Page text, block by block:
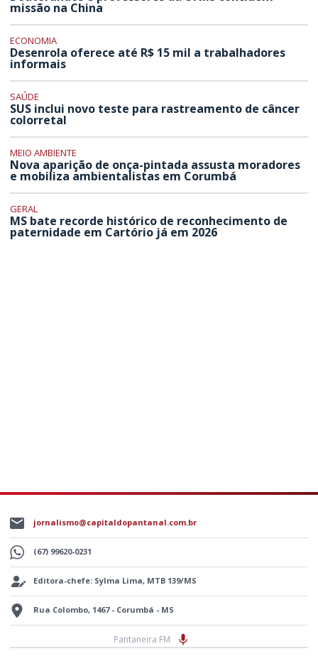
missão na China
ECONOMIA
Desenrola oferece até R$ 15 mil a trabalhadores
informais
SAÚDE
SUS inclui novo teste para rastreamento de câncer
colorretal
MEIO AMBIENTE
Nova aparição de onça-pintada assusta moradores
e mobiliza ambientalistas em Corumbá
GERAL
MS bate recorde histórico de reconhecimento de
paternidade em Cartório já em 2026
jornalismo@capitaldopantanal.com.br
(67) 99620-0231
Editora-chefe: Sylma Lima, MTB 139/MS
Rua Colombo, 1467 - Corumbá - MS
Pantaneira FM